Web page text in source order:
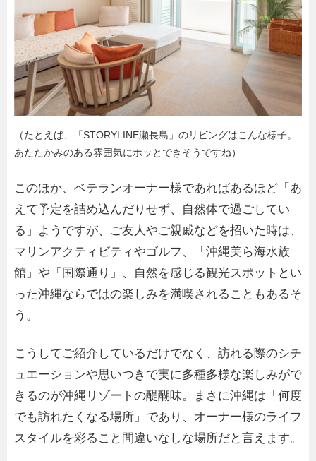
（たとえば、「STORYLINE瀬長島」のリビングはこんな様子。
あたたかみのある雰囲気にホッとできそうですね）
このほか、ベテランオーナー様であればあるほど「あ
えて予定を詰め込んだりせず、自然体で過ごしてい
る」ようですが、ご友人やご親戚などを招いた時は、
マリンアクティビティやゴルフ、「沖縄美ら海水族
館」や「国際通り」、自然を感じる観光スポットとい
った沖縄ならではの楽しみを満喫されることもあるそ
う。
こうしてご紹介しているだけでなく、訪れる際のシチ
ュエーションや思いつきで実に多種多様な楽しみがで
きるのが沖縄リゾートの醍醐味。まさに沖縄は「何度
でも訪れたくなる場所」であり、オーナー様のライフ
スタイルを彩ること間違いなしな場所だと言えます。